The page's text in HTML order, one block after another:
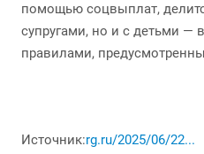
помощью соцвыплат,
супругами, но и с детьми —
правилами,
Источник:rg.ru/2025/06/22...